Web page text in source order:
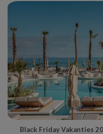
Black Friday Vakanties